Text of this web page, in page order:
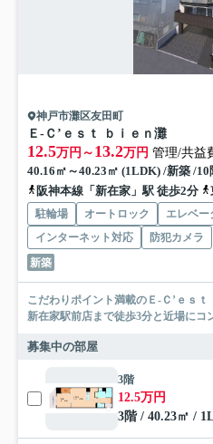
神戸市灘区友田町
Ｅ-Ｃ’ｅｓｔ ｂｉｅｎ灘
12.5万円～ 13.2万円 管理/共益
40.16㎡～40.23㎡ (1LDK) /新築 /10
阪神本線「新在家」駅 徒歩2分
駐輪場 オートロック エレベー
インターネット対応
防犯カメラ
新築
こだわりポイント満載のＥ-Ｃ’ｅｓ
新在家駅前店まで徒歩3分と近場にコ
募集中の部屋
3階
12.5万円
3階 / 40.23㎡ /